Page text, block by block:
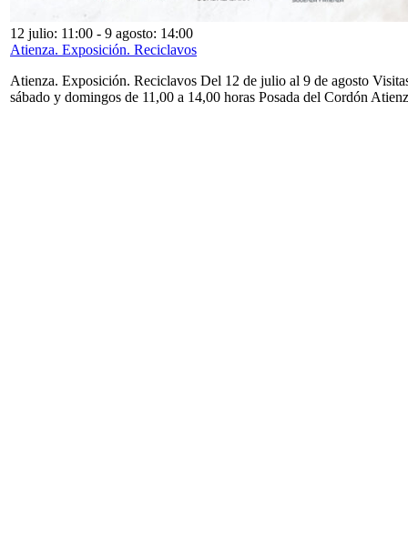
12 julio: 11:00 - 9 agosto: 14:00
Atienza. Exposición. Reciclavos
Atienza. Exposición. Reciclavos Del 12 de julio al 9 de agosto
sábado y domingos de 11,00 a 14,00 horas Posada del Cordón